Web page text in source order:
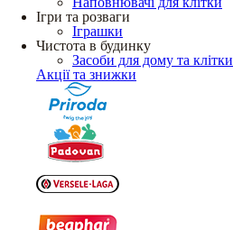
Ігри та розваги
Іграшки
Чистота в будинку
Засоби для дому та клітки
Акції та знижки